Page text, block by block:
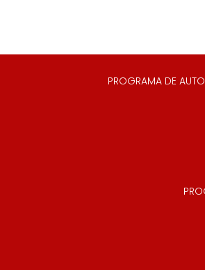
PROGRAMA DE